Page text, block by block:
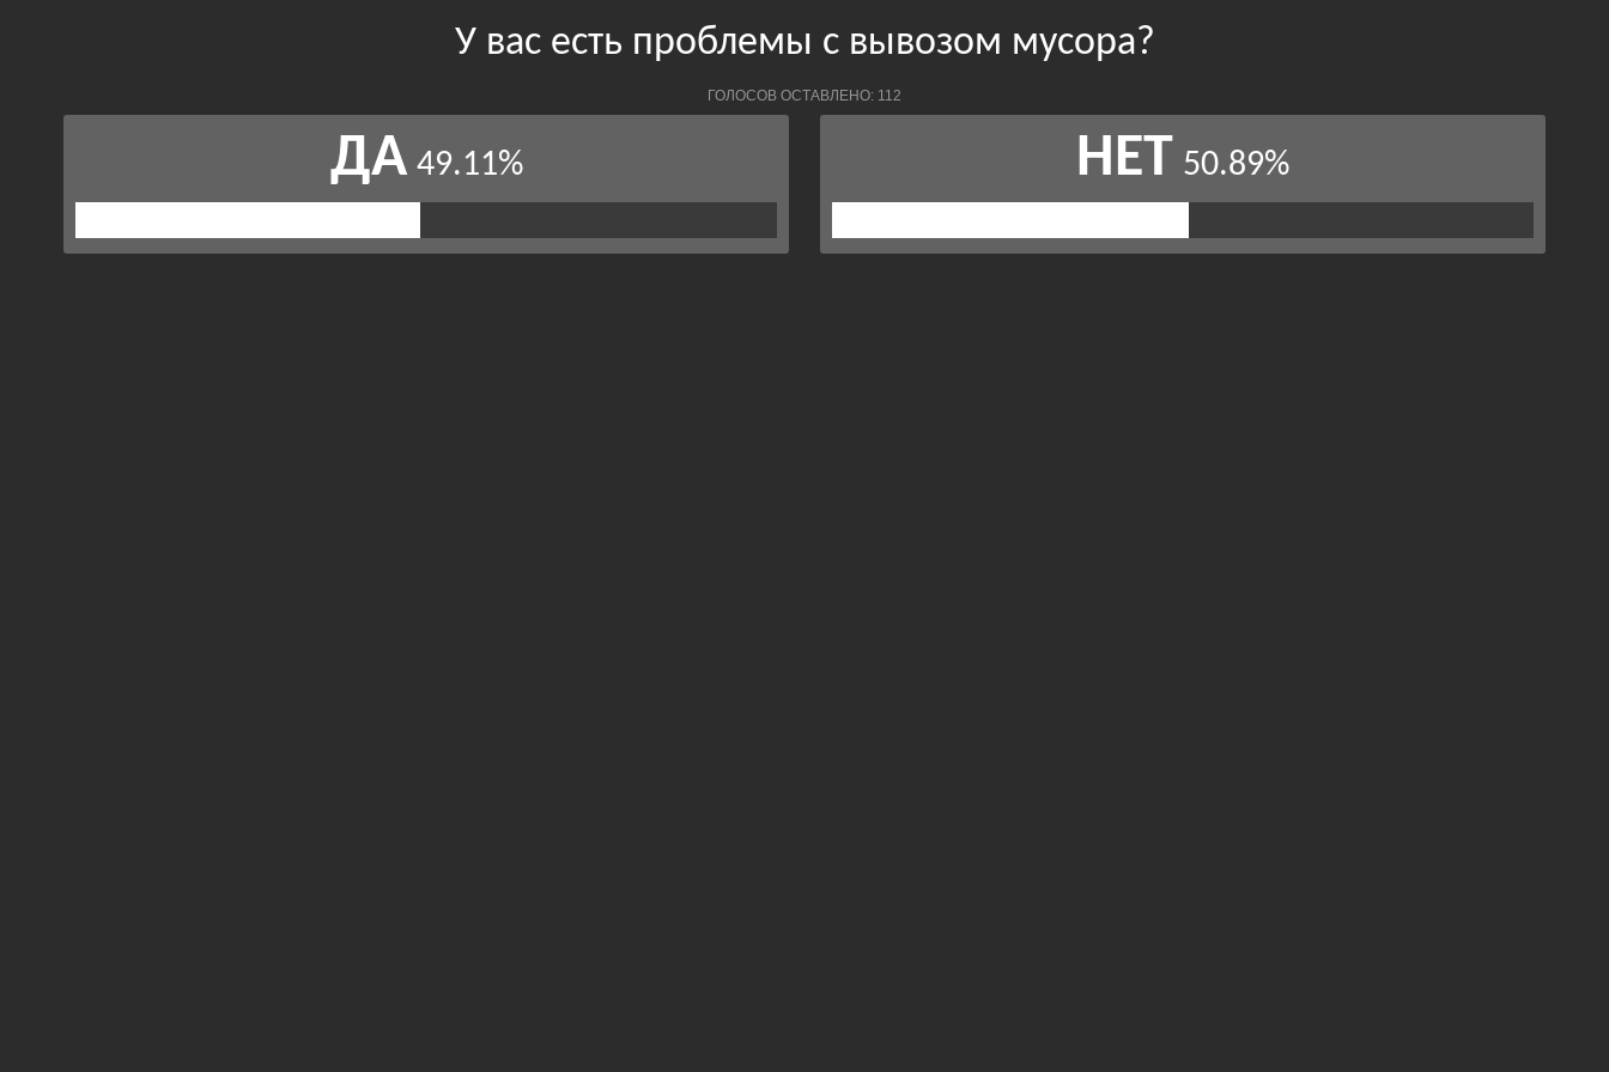
У вас есть проблемы с вывозом мусора?
ГОЛОСОВ ОСТАВЛЕНО: 112
ДА 49.11% НЕТ 50.89%